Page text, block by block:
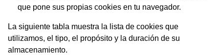
que pone sus propias cookies en tu navegador.
La siguiente tabla muestra la lista de cookies que
utilizamos, el tipo, el propósito y la duración de su
almacenamiento.